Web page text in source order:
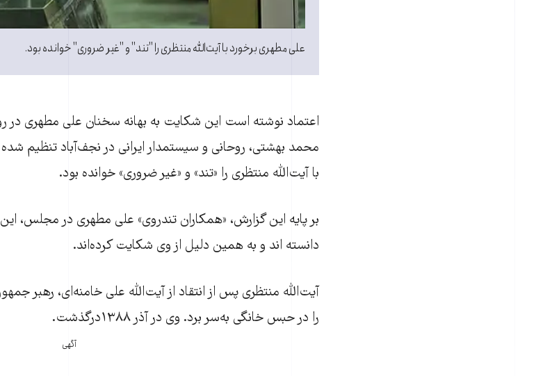
علی مطهری برخورد با آيت‌الله منتظری را "تند" و "غير ضروری" خوانده بود.
اعتماد نوشته است اين شکايت به بهانه سخنان علی مطهری در
محمد بهشتی، روحانی و سیستمدار ایرانی در نجف‌آباد تنظيم
با آيت‌الله منتظری را «تند» و «غير ضروری» خوانده بود.
بر پايه اين گزارش، «همکاران تندروی» علی مطهری در مجلس،
دانسته اند و به همين دلیل از وی شکايت کرده‌اند.
را در حبس خانگی به‌سر برد. وی در آذر ۱۳۸۸درگذشت.
آگهی